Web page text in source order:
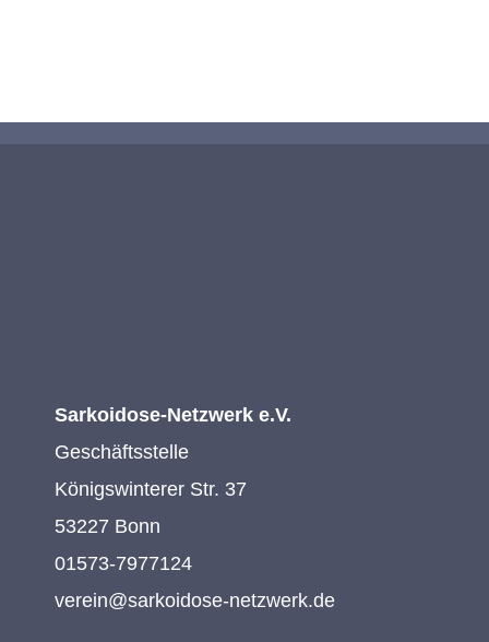
Sarkoidose-Netzwerk e.V.
Geschäftsstelle
Königswinterer Str. 37
53227 Bonn
01573-7977124
verein@sarkoidose-netzwerk.de